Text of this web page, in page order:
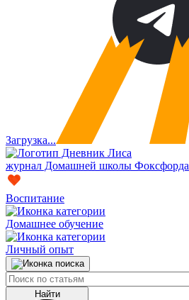
Загрузка...
журнал Домашней школы Фоксфорда
Воспитание
Домашнее обучение
Личный опыт
Найти